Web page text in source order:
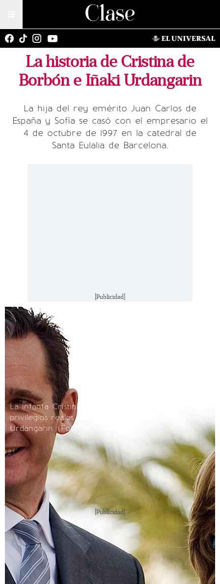
La historia de Cristina de
Borbón e Iñaki Urdangarin
La hija del rey emérito Juan Carlos de
España y Sofía se casó con el empresario el
4 de octubre de 1997 en la catedral de
Santa Eulalia de Barcelona.
[Publicidad]
La infanta Cristina ha decidido renunciar a sus
privilegios reales por el amor de su esposo Iñaki
Urdangarin.(Foto: REUTERS)
[Publicidad]